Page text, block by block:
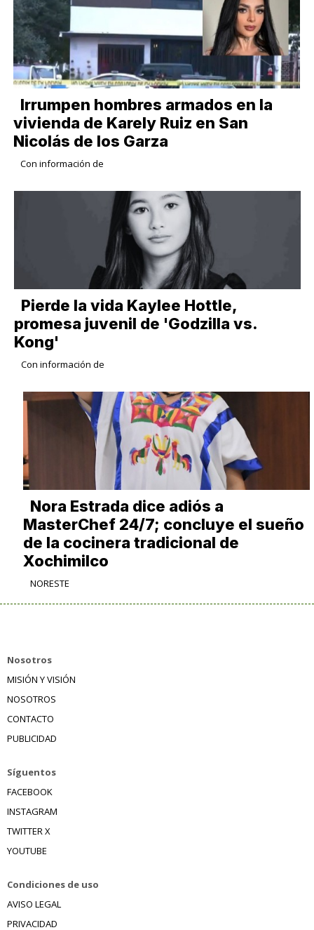
Irrumpen hombres armados en la
vivienda de Karely Ruiz en San
Nicolás de los Garza
Con información de
Pierde la vida Kaylee Hottle,
promesa juvenil de 'Godzilla vs.
Kong'
Con información de
Nora Estrada dice adiós a
MasterChef 24/7; concluye el sueño
de la cocinera tradicional de
Xochimilco
NORESTE
Nosotros
MISIÓN Y VISIÓN
NOSOTROS
CONTACTO
PUBLICIDAD
Síguentos
FACEBOOK
INSTAGRAM
TWITTER X
YOUTUBE
Condiciones de uso
AVISO LEGAL
PRIVACIDAD